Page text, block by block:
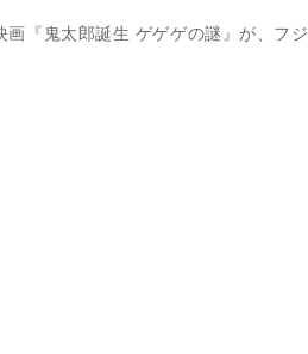
『鬼太郎誕生 ゲゲゲの謎』が、フジ